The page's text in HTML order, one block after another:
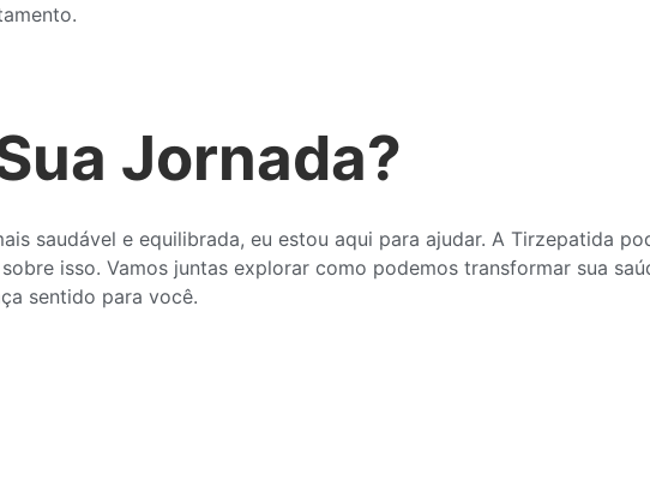
Jornada?
saudável e equilibrada, eu estou aqui para ajudar. A Tirzepatida
isso. Vamos juntas explorar como podemos transformar sua
sentido para você.